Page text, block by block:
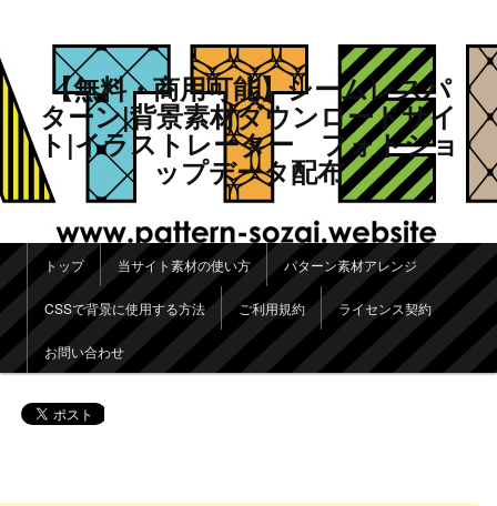
【無料・商用可能】シームレスパ
ターン|背景素材ダウンロードサイ
ト|イラストレーター フォトショ
ップデータ配布
メインメニュー
メインコンテンツへ移動
サブコンテンツへ移動
トップ 当サイト素材の使い方 パターン素材アレンジ
CSSで背景に使用する方法 ご利用規約 ライセンス契約
お問い合わせ